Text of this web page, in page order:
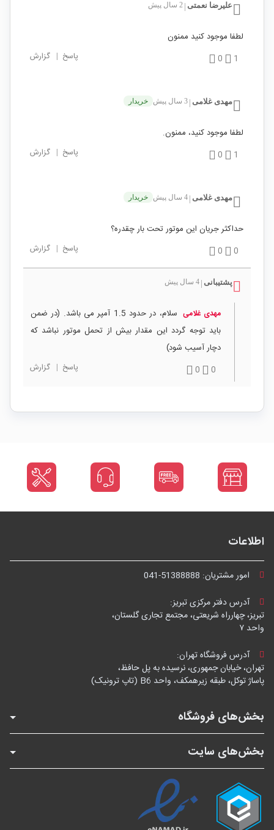
علیرضا نعمتی 2 سال پیش
لطفا موجود کنید ممنون
1
0 پاسخ | گزارش
مهدی غلامی 3 سال پیش خریدار
لطفا موجود کنید، ممنون.
1
0 پاسخ | گزارش
مهدی غلامی 4 سال پیش خریدار
حداکثر جریان این موتور تحت بار چقدره؟
0
0 پاسخ | گزارش
پشتیبانی 4 سال پیش
مهدی غلامی
سلام، در حدود 1.5 آمپر می باشد. (در ضمن
باید توجه گردد این مقدار بیش از تحمل موتور نباشد که
دچار آسیب شود)
0
0 پاسخ | گزارش
اطلاعات
امور مشتریان: 041-51388888
آدرس دفتر مرکزی تبریز:
تبریز، چهارراه شریعتی، مجتمع تجاری گلستان،
واحد ۷
آدرس فروشگاه تهران:
تهران، خیابان جمهوری، نرسیده به پل حافظ،
پاساژ توکل، طبقه زیرهمکف، واحد B6 (تاپ ترونیک)
بخش‌های فروشگاه
بخش‌های سایت